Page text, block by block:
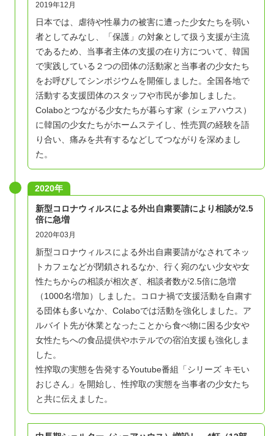
2019年12月
日本では、虐待や性暴力の被害に遭った少女たちを弱い
者としてみなし、「保護」の対象として扱う支援が主流
であるため、当事者主体の支援の在り方について、韓国
で実践している２つの団体の活動家と当事者の少女たち
をお呼びしてシンポジウムを開催しました。全国各地で
活動する支援団体のスタッフや市民が参加しました。
Colaboとつながる少女たちが暮らす家（シェアハウス）
に韓国の少女たちがホームステイし、性売買の経験を語
り合い、痛みを共有するなどしてつながりを深めまし
た。
2020年
新型コロナウィルスによる外出自粛要請により相談が2.5
倍に急増
2020年03月
新型コロナウィルスによる外出自粛要請がなされてネッ
トカフェなどが閉鎖されるなか、行く宛のない少女や女
性たちからの相談が相次ぎ、相談者数が2.5倍に急増
（1000名増加）しました。コロナ禍で支援活動を自粛す
る団体も多いなか、Colaboでは活動を強化しました。ア
ルバイト先が休業となったことから食べ物に困る少女や
女性たちへの食品提供やホテルでの宿泊支援も強化しま
した。
性搾取の実態を告発するYoutube番組「シリーズ キモい
おじさん」を開始し、性搾取の実態を当事者の少女たち
と共に伝えました。